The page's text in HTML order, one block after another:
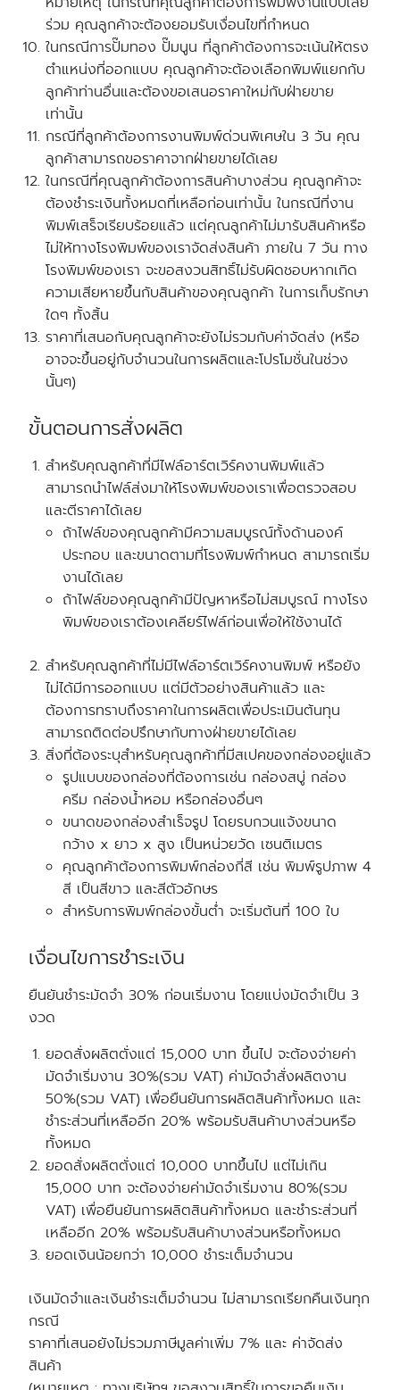
ร่วม คุณลูกค้าจะต้องยอมรับเงื่อนไขที่กำหนด
ในกรณีการปั๊มทอง ปั๊มนูน ที่ลูกค้าต้องการจะเน้นให้ตรง
ตำแหน่งที่ออกแบบ คุณลูกค้าจะต้องเลือกพิมพ์แยกกับ
ลูกค้าท่านอื่นและต้องขอเสนอราคาใหม่กับฝ่ายขาย
เท่านั้น
กรณีที่ลูกค้าต้องการงานพิมพ์ด่วนพิเศษใน 3 วัน คุณ
ลูกค้าสามารถขอราคาจากฝ่ายขายได้เลย
ในกรณีที่คุณลูกค้าต้องการสินค้าบางส่วน คุณลูกค้าจะ
ต้องชำระเงินทั้งหมดที่เหลือก่อนเท่านั้น ในกรณีที่งาน
พิมพ์เสร็จเรียบร้อยแล้ว แต่คุณลูกค้าไม่มารับสินค้าหรือ
ไม่ให้ทางโรงพิมพ์ของเราจัดส่งสินค้า ภายใน 7 วัน ทาง
โรงพิมพ์ของเรา จะขอสงวนสิทธิ์ไม่รับผิดชอบหากเกิด
ความเสียหายขึ้นกับสินค้าของคุณลูกค้า ในการเก็บรักษา
ใดๆ ทั้งสิ้น
ราคาที่เสนอกับคุณลูกค้าจะยังไม่รวมกับค่าจัดส่ง(หรือ
อาจจะขึ้นอยู่กับจำนวนในการผลิตและโปรโมชั่นในช่วง
นั้นๆ)
ขั้นตอนการสั่งผลิต
สำหรับคุณลูกค้าที่มีไฟล์อาร์ตเวิร์คงานพิมพ์แล้ว
สามารถนำไฟล์ส่งมาให้โรงพิมพ์ของเราเพื่อตรวจสอบ
และตีราคาได้เลย
ถ้าไฟล์ของคุณลูกค้ามีความสมบูรณ์ทั้งด้านองค์
ประกอบ และขนาดตามที่โรงพิมพ์กำหนด สามารถเริ่ม
งานได้เลย
ถ้าไฟล์ของคุณลูกค้ามีปัญหาหรือไม่สมบูรณ์ ทางโรง
พิมพ์ของเราต้องเคลียร์ไฟล์ก่อนเพื่อให้ใช้งานได้
สำหรับคุณลูกค้าที่ไม่มีไฟล์อาร์ตเวิร์คงานพิมพ์ หรือยัง
ไม่ได้มีการออกแบบ แต่มีตัวอย่างสินค้าแล้ว และ
ต้องการทราบถึงราคาในการผลิตเพื่อประเมินต้นทุน
สามารถติดต่อปรึกษากับทางฝ่ายขายได้เลย
สิ่งที่ต้องระบุสำหรับคุณลูกค้าที่มีสเปคของกล่องอยู่แล้ว
รูปแบบของกล่องที่ต้องการเช่น กล่องสบู่ กล่อง
ครีม กล่องน้ำหอม หรือกล่องอื่นๆ
ขนาดของกล่องสำเร็จรูป โดยรบกวนแจ้งขนาด
กว้าง x ยาว x สูง เป็นหน่วยวัด เซนติเมตร
คุณลูกค้าต้องการพิมพ์กล่องกี่สี เช่น พิมพ์รูปภาพ 4
สี เป็นสีขาว และสีตัวอักษร
สำหรับการพิมพ์กล่องขั้นต่ำ จะเริ่มต้นที่ 100 ใบ
เงื่อนไขการชำระเงิน
ยืนยันชำระมัดจำ 30% ก่อนเริ่มงาน โดยแบ่งมัดจำเป็น 3
งวด
ยอดสั่งผลิตตั่งแต่ 15,000 บาท ขึ้นไป จะต้องจ่ายค่า
มัดจำเริ่มงาน 30%(รวม VAT) ค่ามัดจำสั่งผลิตงาน
50%(รวม VAT) เพื่อยืนยันการผลิตสินค้าทั้งหมด และ
ชำระส่วนที่เหลืออีก 20% พร้อมรับสินค้าบางส่วนหรือ
ทั้งหมด
ยอดสั่งผลิตตั่งแต่ 10,000 บาทขึ้นไป แต่ไม่เกิน
15,000 บาท จะต้องจ่ายค่ามัดจำเริ่มงาน 80%(รวม
VAT) เพื่อยืนยันการผลิตสินค้าทั้งหมด และชำระส่วนที่
เหลืออีก 20% พร้อมรับสินค้าบางส่วนหรือทั้งหมด
ยอดเงินน้อยกว่า 10,000 ชำระเต็มจำนวน
เงินมัดจำและเงินชำระเต็มจำนวน ไม่สามารถเรียกคืนเงินทุก
กรณี
ราคาที่เสนอยังไม่รวมภาษีมูลค่าเพิ่ม 7% และ ค่าจัดส่ง
สินค้า